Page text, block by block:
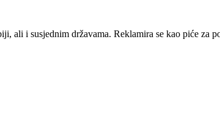
i susjednim državama. Reklamira se kao piće za